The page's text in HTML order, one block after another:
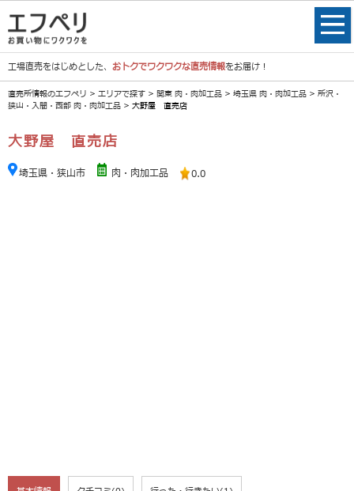
工場直売をはじめとした、 おトクでワクワクな直売情報をお届け！
直売所情報のエフペリ > エリアで探す > 関東 肉・肉加工品 > 埼玉県 肉・肉加工品 > 所沢・
狭山・入間・西部 肉・肉加工品 > 大野屋 直売店
大野屋 直売店
埼玉県・狭山市 肉・肉加工品 0.0